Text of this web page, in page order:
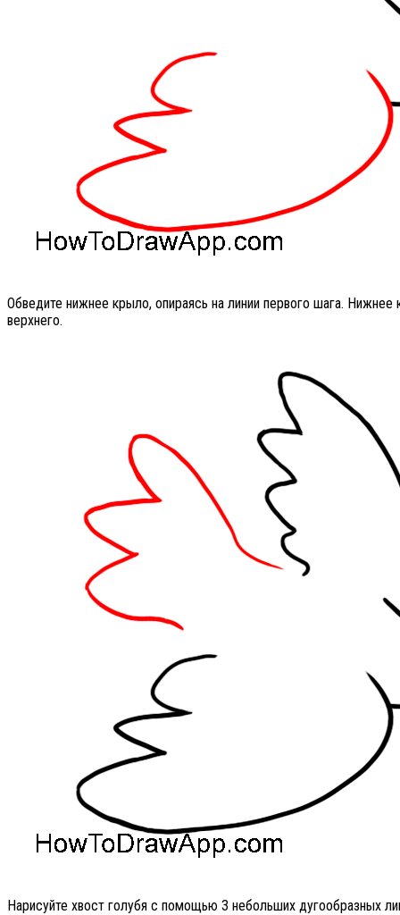
Обведите нижнее крыло, опираясь на линии первого шага.
верхнего.
Нарисуйте хвост голубя с помощью 3 небольших дугообразных